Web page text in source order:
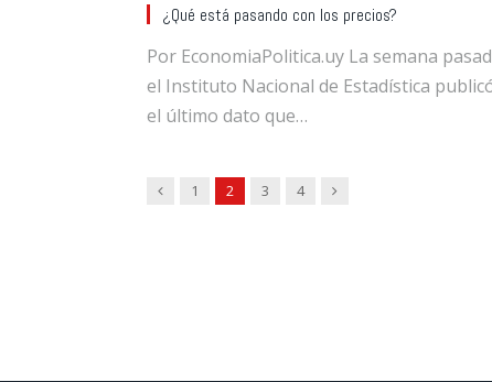
¿Qué está pasando con los precios?
Por EconomiaPolitica.uy La semana
el Instituto Nacional de Estadística
el último dato que…
Previous
1 2 3 4 Next